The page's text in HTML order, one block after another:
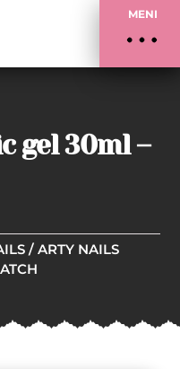
MENI
gel 30ml –
/ ARTY NAILS